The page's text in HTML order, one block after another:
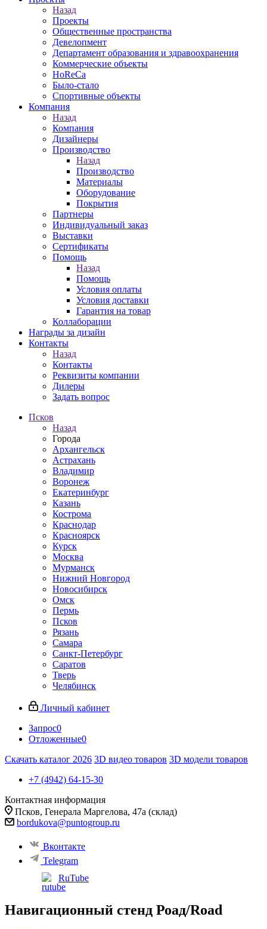
Назад
Проекты
Общественные пространства
Девелопмент
Департамент образования и здравоохранения
Коммерческие объекты
HoReCa
Было-стало
Спортивные объекты
Компания
Назад
Компания
Дизайнеры
Производство
Назад
Производство
Материалы
Оборудование
Покрытия
Партнеры
Индивидуальный заказ
Выставки
Сертификаты
Помощь
Назад
Помощь
Условия оплаты
Условия доставки
Гарантия на товар
Коллаборации
Награды за дизайн
Контакты
Назад
Контакты
Реквизиты компании
Дилеры
Задать вопрос
Псков
Назад
Города
Архангельск
Астрахань
Владимир
Воронеж
Екатеринбург
Казань
Кострома
Краснодар
Красноярск
Курск
Москва
Мурманск
Нижний Новгород
Новосибирск
Омск
Пермь
Псков
Рязань
Самара
Санкт-Петербург
Саратов
Тверь
Челябинск
Личный кабинет
Запрос0
Отложенные0
Скачать каталог 2026 3D видео товаров 3D модели товаров
+7 (4942) 64-15-30
Контактная информация
Псков, ​Генерала Маргелова, 47а (склад)
bordukova@puntogroup.ru
Вконтакте
Telegram
RuTube
Навигационный стенд Роад/Road